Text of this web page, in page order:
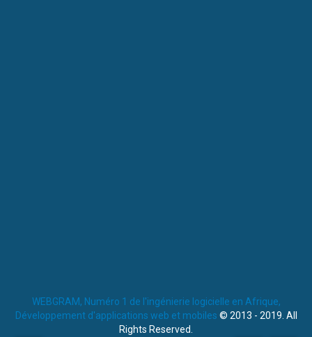
WEBGRAM, Numéro 1 de l'ingénierie logicielle en Afrique,
Développement d'applications web et mobiles © 2013 - 2019. All
Rights Reserved.